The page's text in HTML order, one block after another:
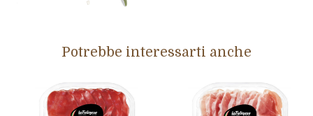
Potrebbe interessarti anche